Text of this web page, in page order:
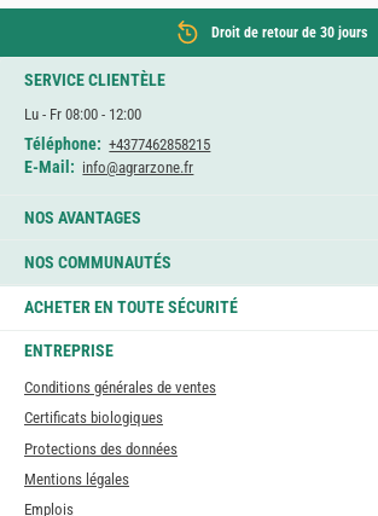
Droit de retour de 30 jours
SERVICE CLIENTÈLE
Lu - Fr 08:00 - 12:00
Téléphone: +4377462858215
E-Mail: info@agrarzone.fr
NOS AVANTAGES
NOS COMMUNAUTÉS
ACHETER EN TOUTE SÉCURITÉ
ENTREPRISE
Conditions générales de ventes
Certificats biologiques
Protections des données
Mentions légales
Emplois